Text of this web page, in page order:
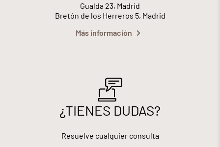
Gualda 23, Madrid
Bretón de los Herreros 5, Madrid
Más información
¿TIENES DUDAS?
Resuelve cualquier consulta